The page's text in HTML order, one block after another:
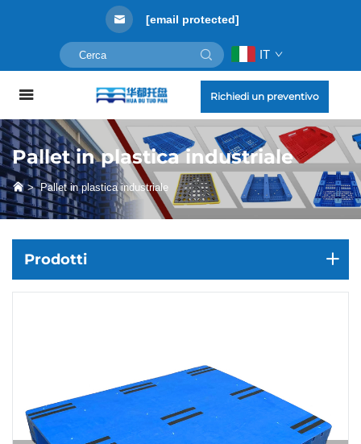
[email protected]
IT
Richiedi un preventivo
Pallet in plastica industriale
>Pallet in plastica industriale
Prodotti